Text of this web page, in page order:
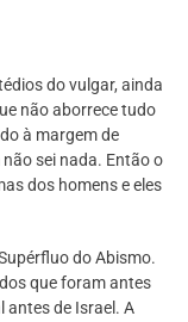
do vulgar, ainda
não aborrece tudo
à margem de
sei nada. Então o
dos homens e eles
do Abismo.
que foram antes
antes de Israel. A